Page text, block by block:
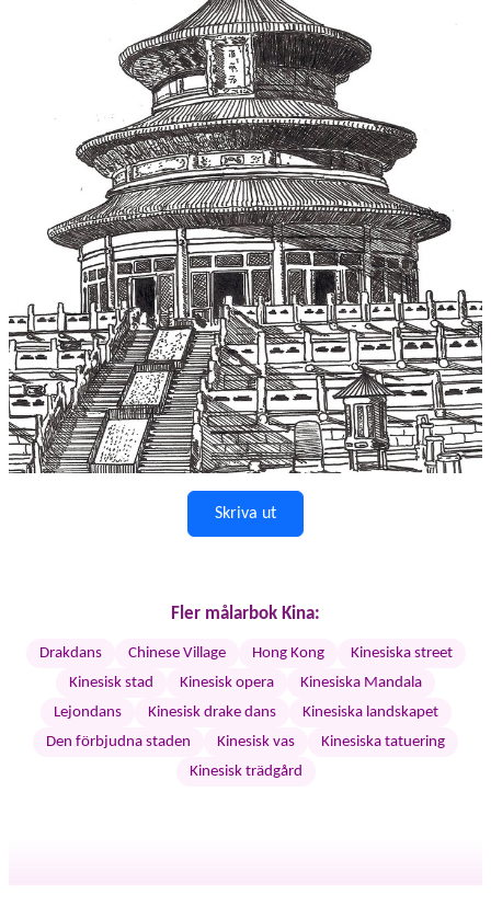
Skriva ut
Fler målarbok Kina:
Drakdans Chinese Village Hong Kong
Kinesiska street
Kinesisk stad
Kinesisk opera
Kinesiska Mandala
Lejondans
Kinesisk drake dans
Kinesiska landskapet
Den förbjudna staden
Kinesisk vas
Kinesiska tatuering
Kinesisk trädgård